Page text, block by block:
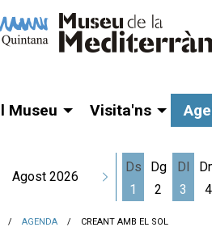
Museu Visita'ns
Agost 2026
Ds
1
Dg
2
Dl
3
4
AGENDA CREANT AMB EL SOL